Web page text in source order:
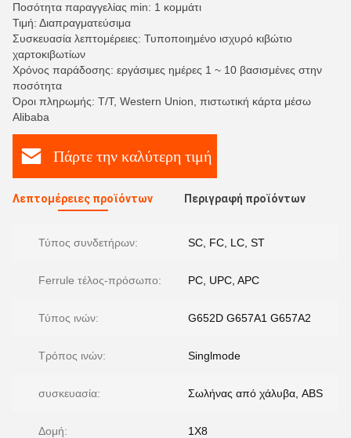
Ποσότητα παραγγελίας min: 1 κομμάτι
Τιμή: Διαπραγματεύσιμα
Συσκευασία λεπτομέρειες: Τυποποιημένο ισχυρό κιβώτιο
χαρτοκιβωτίων
Χρόνος παράδοσης: εργάσιμες ημέρες 1 ~ 10 βασισμένες στην
ποσότητα
Όροι πληρωμής: T/T, Western Union, πιστωτική κάρτα μέσω
Alibaba
Πάρτε την καλύτερη τιμή
Λεπτομέρειες προϊόντων Περιγραφή προϊόντων
Τύπος συνδετήρων: SC, FC, LC, ST
Ferrule τέλος-πρόσωπο: PC, UPC, APC
Τύπος ινών: G652D G657A1 G657A2
Τρόπος ινών: Singlmode
συσκευασία: Σωλήνας από χάλυβα, ABS
Δομή: 1X8